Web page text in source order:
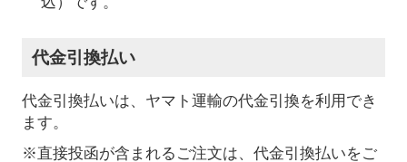
代金引換払い
代金引換払いは、ヤマト運輸の代金引換を利用でき
ます。
※直接投函が含まれるご注文は、代金引換払いをご